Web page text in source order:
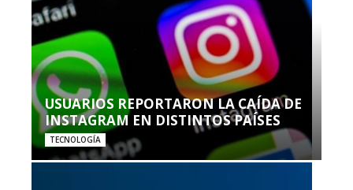
USUARIOS REPORTARON LA CAÍDA DE
INSTAGRAM EN DISTINTOS PAÍSES
TECNOLOGÍA